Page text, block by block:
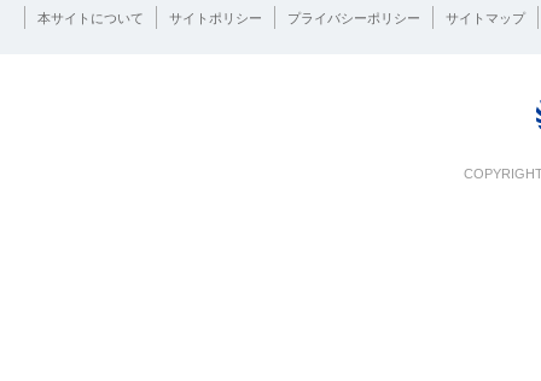
本サイトについて サイトポリシー プライバシーポリシー サイトマップ